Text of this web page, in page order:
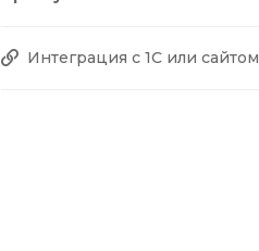
Интеграция с 1С или сайтом